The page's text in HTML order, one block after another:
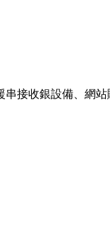
接收銀設備、網站